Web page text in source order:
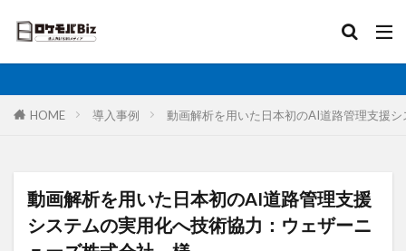
HOME 導入事例 動画解析を用いた日本初のAI道路管理支援
動画解析を用いた日本初のAI道路管理支援
システムの実用化へ技術協力：ウェザーニ
比較 固定IP IoT 無制限 ロケットモバイル
タグ
AI 土木工事 格安SIM
映像伝送
建設業
建築現場